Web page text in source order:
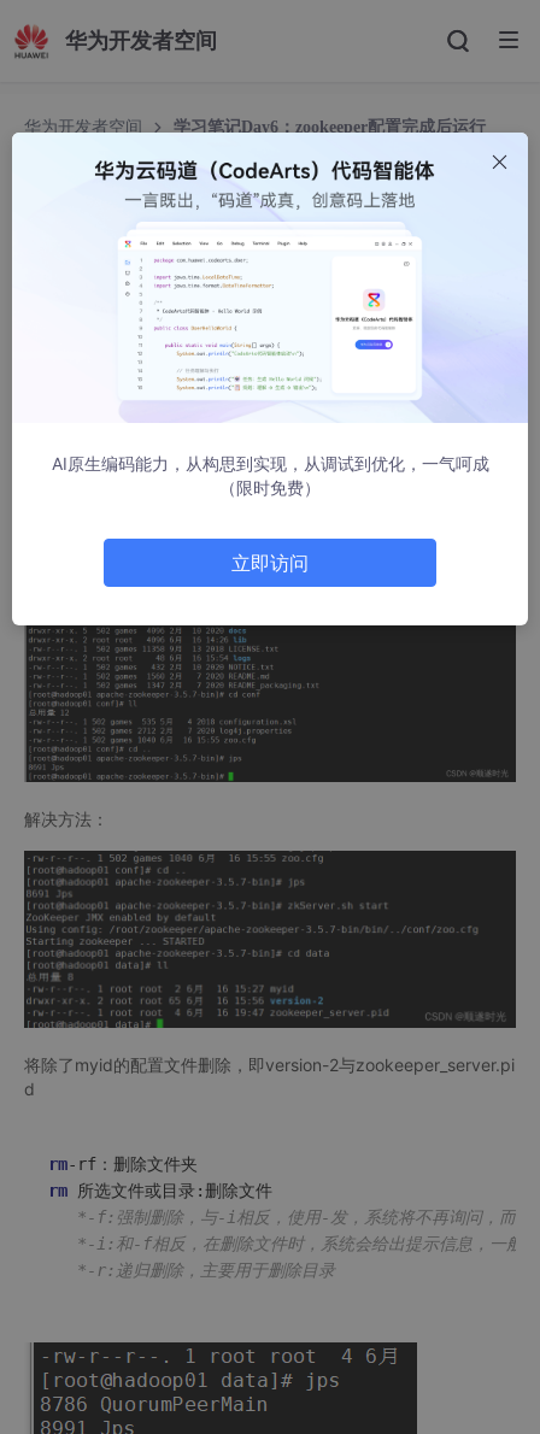
华为开发者空间
华为开发者空间
学习笔记Day6：zookeeper配置完成后运行
学习笔记Day6：zookeeper配置完成后运行zkSer
ver.sh start显示zookeeper开启成功了但是运行jp
s无显示
顺遂时光
2379人浏览 · 2022-06-16 20:09:15
由于zkServer.sh start运行后显示STARTED即已经开启了zookee
per，但是运行jps指令后只显示8691 Jps
解决方法：
将除了myid的配置文件删除，即version-2与zookeeper_server.pi
d
rm
rm
*-f:强制删除，与-i相反，使用-发，系统将不再询问，而是
*-i:和-f相反，在删除文件时，系统会给出提示信息，一般
   *-r:递归删除，主要用于删除目录
AI原生编码能力，从构思到实现，从调试到优化，一气呵成
（限时免费）
立即访问